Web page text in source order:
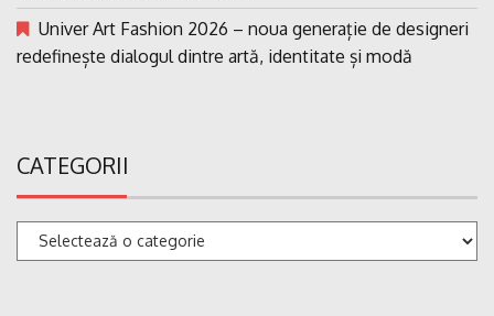
Univer Art Fashion 2026 – noua generație de designeri
redefinește dialogul dintre artă, identitate și modă
CATEGORII
Categorii